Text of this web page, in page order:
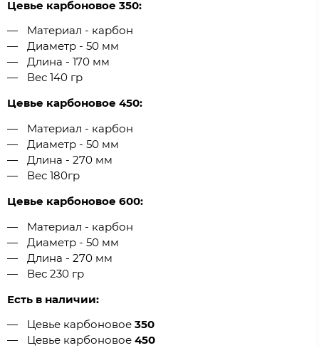
Цевье карбоновое 350:
Материал - карбон
Диаметр - 50 мм
Длина - 170 мм
Вес 140 гр
Цевье карбоновое 450:
Материал - карбон
Диаметр - 50 мм
Длина - 270 мм
Вес 180гр
Цевье карбоновое 600:
Материал - карбон
Диаметр - 50 мм
Длина - 270 мм
Вес 230 гр
Есть в наличии:
Цевье карбоновое 350
Цевье карбоновое 450